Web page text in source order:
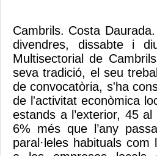
Cambrils. Costa
divendres, dissabte i
Multisectorial de
seva tradició, el seu
de convocatòria, s'ha
de l'activitat econòmica
estands a l’exterior, 45
6% més que l’any
paral·leles habituals